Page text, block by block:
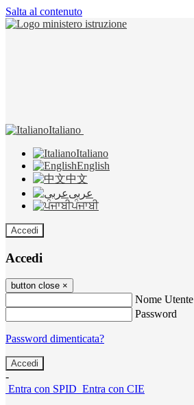
Salta al contenuto
Italiano
Italiano
English
中文
عربى
ਪੰਜਾਬੀ
Accedi
Accedi
button close ×
Nome Utente
Password
Password dimenticata?
-
Entra con SPID Entra con CIE